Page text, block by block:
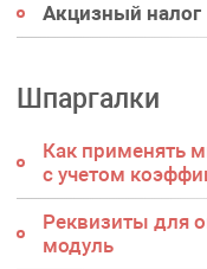
Акцизный налог
Шпаргалки
Как применять
с учетом
Реквизиты для
модуль